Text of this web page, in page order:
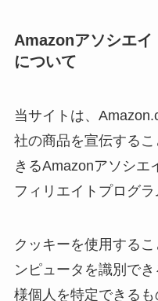
Amazonアソシエイ
について
当サイトは、
社の商品を宣伝する
きるAmazonアソシエ
フィリエイトプログラ
クッキーを使用する
ンピュータを識別で
様個人を特定できるも